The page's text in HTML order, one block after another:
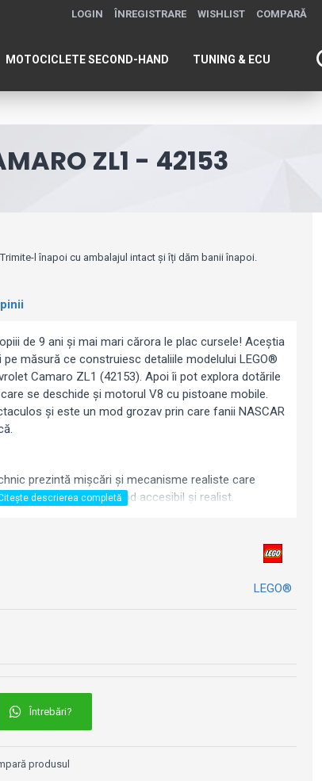
LOGIN ÎNREGISTRARE WISHLIST COMPARĂ
MOTOCICLETE SECOND-HAND TUNING & ECU
ZL1 - 42153
l înapoi cu ambalajul intact și îți dăm banii înapoi.
de 9 ani şi mai mari cărora le plac cursele! Aceştia
măsură ce construiesc detaliile modelului LEGO®
Camaro ZL1 (42153). Apoi îi pot explora dotările
se deschide şi motorul V8 cu pistoane mobile.
şi este un mod grozav prin care fanii NASCAR
prezintă mişcări şi mecanisme realiste care
ingineriei într-un mod accesibil şi realist.
LEGO®
Întrebări?
produsul